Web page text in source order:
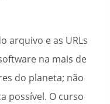
arquivo e as URLs
na mais de
do planeta; não
possível. O curso